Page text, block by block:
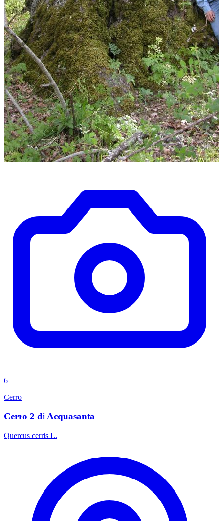
6
Cerro
Cerro 2 di Acquasanta
Quercus cerris L.